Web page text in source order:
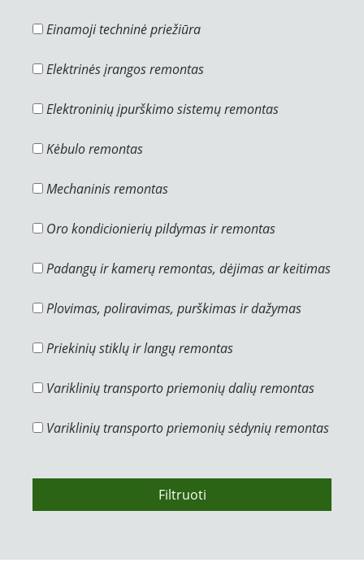
Einamoji techninė priežiūra
Elektrinės įrangos remontas
Elektroninių įpurškimo sistemų remontas
Kėbulo remontas
Mechaninis remontas
Oro kondicionierių pildymas ir remontas
Padangų ir kamerų remontas, dėjimas ar keitimas
Plovimas, poliravimas, purškimas ir dažymas
Priekinių stiklų ir langų remontas
Variklinių transporto priemonių dalių remontas
Variklinių transporto priemonių sėdynių remontas
Filtruoti